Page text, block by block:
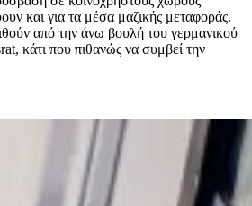
και για τα μέσα μαζικής μεταφοράς.
από την άνω βουλή του γερμανικού
κάτι που πιθανώς να συμβεί την